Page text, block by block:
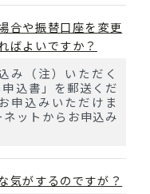
合や振替口座を変更
ばよいですか？
み（注）いただく
込書」を郵送くだ
申込みいただけま
ットからお申込み
気がするのですが？